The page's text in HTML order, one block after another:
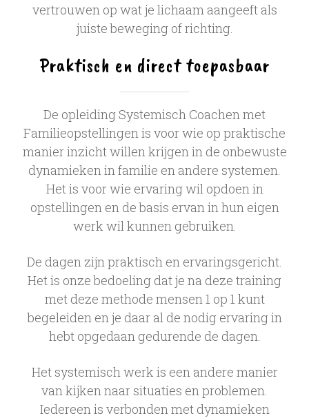
vertrouwen op wat je lichaam aangeeft als
juiste beweging of richting.
Praktisch en direct toepasbaar
De opleiding Systemisch Coachen met
Familieopstellingen is voor wie op praktische
manier inzicht willen krijgen in de onbewuste
dynamieken in familie en andere systemen.
Het is voor wie ervaring wil opdoen in
opstellingen en de basis ervan in hun eigen
werk wil kunnen gebruiken.
De dagen zijn praktisch en ervaringsgericht.
Het is onze bedoeling dat je na deze training
met deze methode mensen 1 op 1 kunt
begeleiden en je daar al de nodig ervaring in
hebt opgedaan gedurende de dagen.
Het systemisch werk is een andere manier
van kijken naar situaties en problemen.
Iedereen is verbonden met dynamieken